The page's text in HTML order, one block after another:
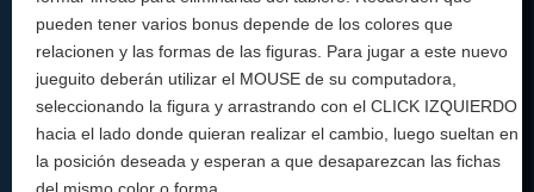
pueden tener varios bonus depende de los colores que
relacionen y las formas de las figuras. Para jugar a este nuevo
jueguito deberán utilizar el MOUSE de su computadora,
seleccionando la figura y arrastrando con el CLICK IZQUIERDO
hacia el lado donde quieran realizar el cambio, luego sueltan en
la posición deseada y esperan a que desaparezcan las fichas
del mismo color o forma.